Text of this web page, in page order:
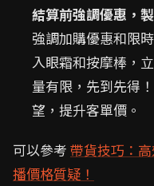
結算前強調優惠，
強調加購優惠和限
入眼霜和按摩棒，
量有限，先到先得
望，提升客單價。
可以參考 帶貨技巧：
播價格質疑！